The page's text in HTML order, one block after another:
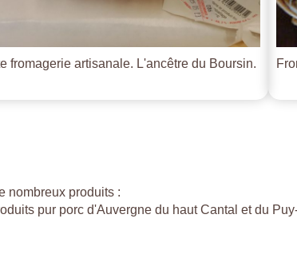
fromagerie artisanale. L'ancêtre du Boursin.
nombreux produits :
pur porc d'Auvergne du haut Cantal et du